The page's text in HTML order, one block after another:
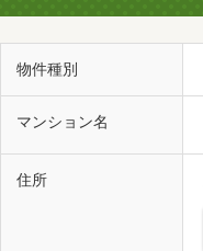
物件種別
マンション名
住所